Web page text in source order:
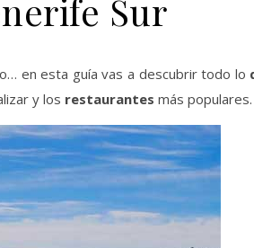
Sur
en esta guía vas a descubrir todo lo
y los restaurantes más populares.